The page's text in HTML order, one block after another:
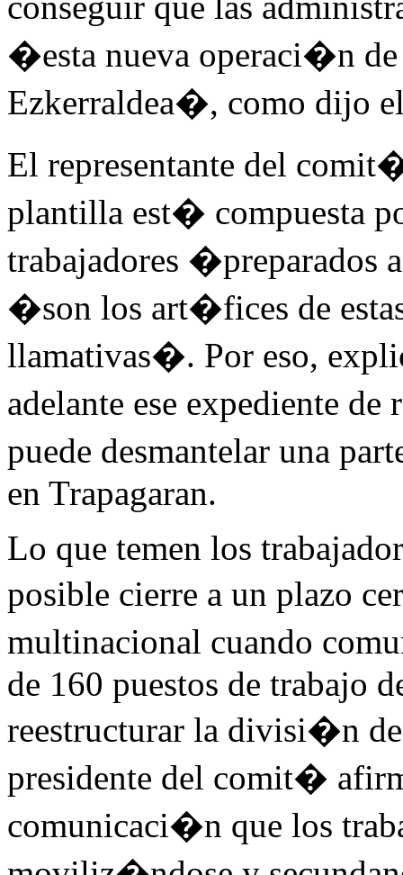
�esta nueva operaci�n de
Ezkerraldea�, como dijo
El representante del
plantilla est� compuesta
trabajadores
�son los art�fices de
llamativas�. Por eso,
adelante ese expediente
puede desmantelar una
en Trapagaran.
Lo que temen los
posible cierre a un plazo
multinacional cuando
de 160 puestos de trabajo
reestructurar la divisi�n
presidente del comit�
comunicaci�n que los